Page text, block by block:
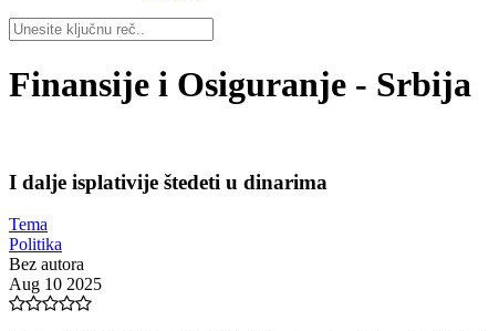
Finansije i Osiguranje - Srbija
I dalje isplativije štedeti u dinarima
Tema
Politika
Bez autora
Aug 10 2025